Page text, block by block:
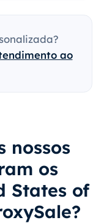
ao
nossos
os
States of